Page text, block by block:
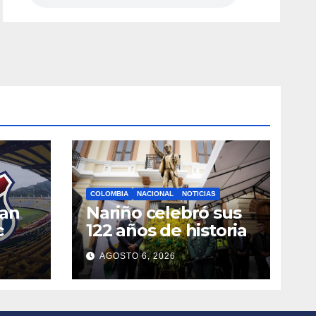
COLOMBIA NACIONAL NOTICIAS
Nariño celebró sus
122 años de historia
AGOSTO 6, 2026